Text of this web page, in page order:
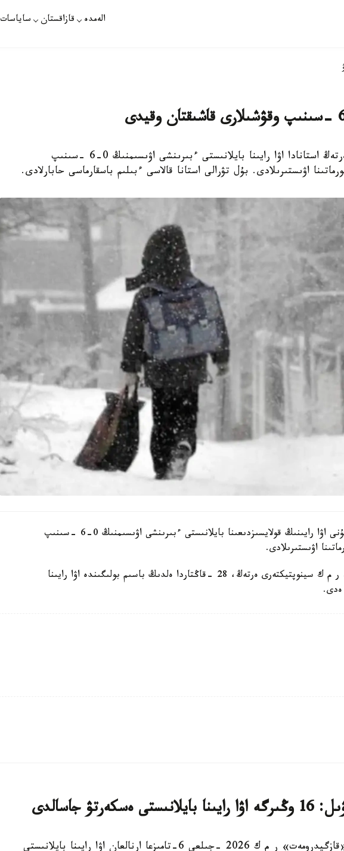
الەمدە قازاقستان ساياسات
استانا. KAZINFORM - ەرتەڭ استانادا اۋا رايىنا بايلانىستى ءبىرىنشى اۋىسىمنىڭ 0-6 -سىنىپ
اۋىستىرىلادى. بۇل تۋرالى استانا قالاسى ءبىلىم باسقارماسى حابارلادى.
2026 -جىلعى 28 -قاڭتار كۇنى اۋا رايىنىڭ قولايسىزدىعىنا بايلانىستى ءبىرىنشى اۋىسىمنىڭ 0-6 -سىنىپ
اۋىستىرىلادى.
ايتا كەتەلىك «قازگيدرومەت» ر م ك سينوپتيكتەرى ەرتەڭ، 28 -قاڭتاردا ەلدىڭ باسىم بولىگىندە اۋا رايىنا
ەدى.
جاسالدى
استانا. KAZINFORM - «قازگيدرومەت» ر م ك 2026 -جىلعى 6-تامىزعا ارنالعان اۋا رايىنا بايلانىستى